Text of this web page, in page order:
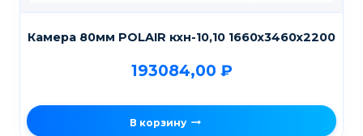
Камера 80мм POLAIR кхн-10,10 1660х3460х2200
193084,00 ₽
В корзину